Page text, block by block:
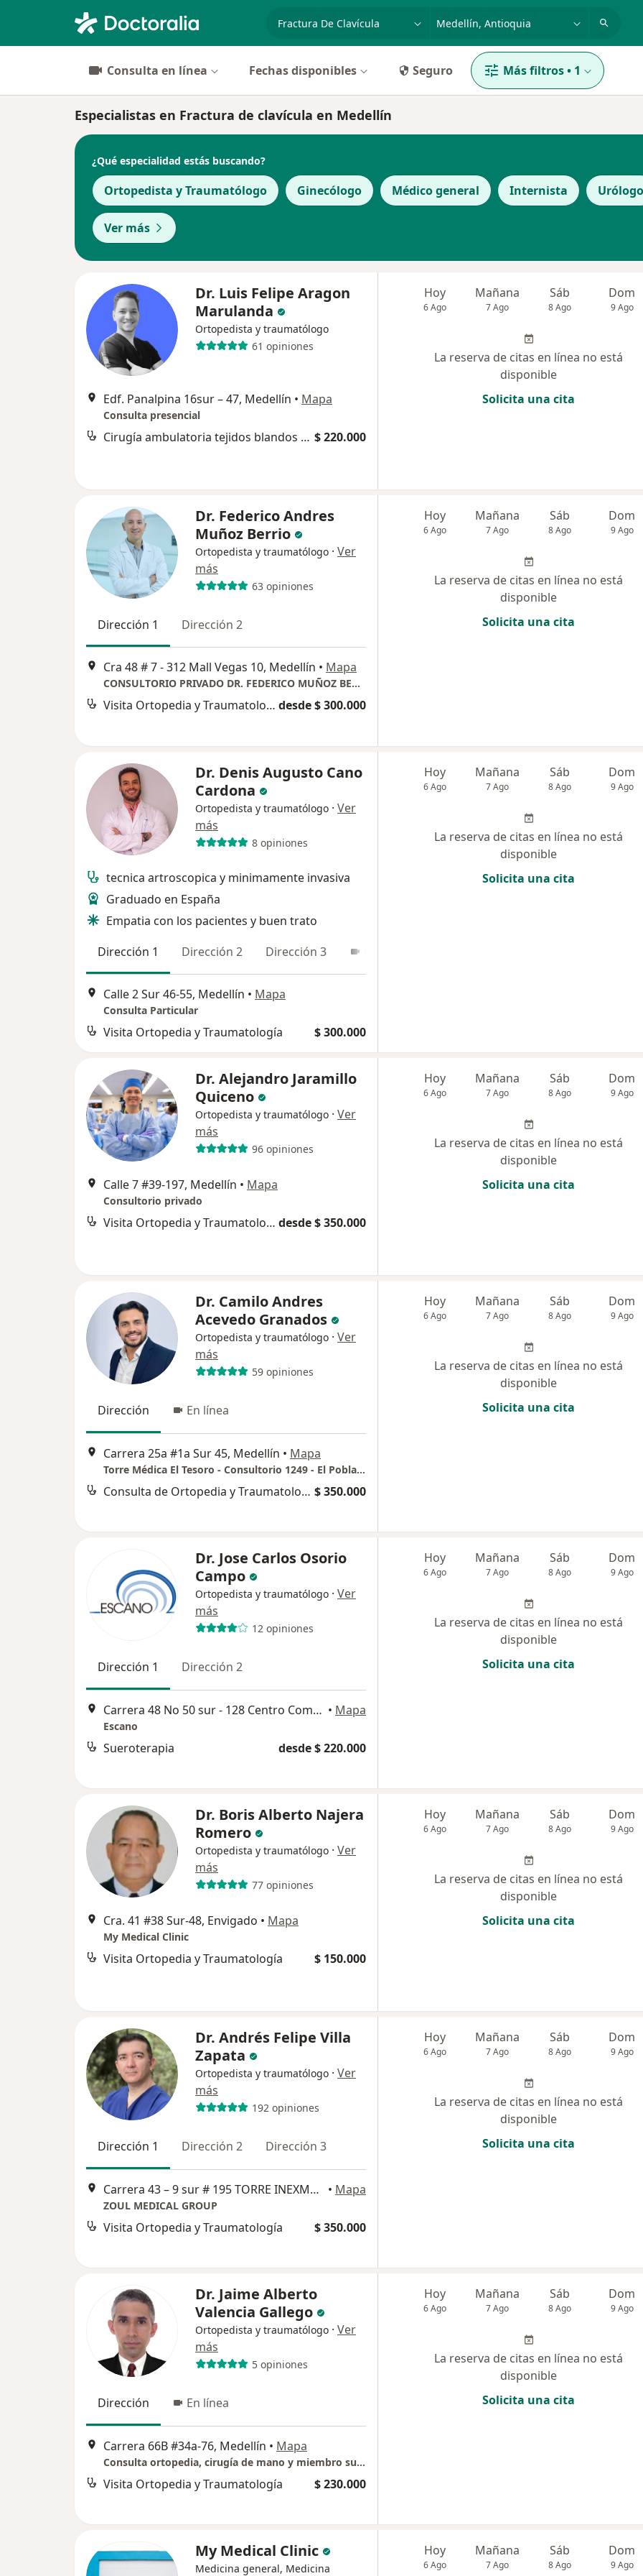
especialidad, enfermedad o nombrep. ej. Bogotá
Consulta en línea Fechas disponibles Seguro Más filtros• 1
Especialistas en Fractura de clavícula en Medellín
¿Qué especialidad estás buscando?
Ortopedista y Traumatólogo Ginecólogo Médico general Internista Urólogo
Ver más
Dr. Luis Felipe Aragon
Marulanda
Ortopedista y traumatólogo
61 opiniones
Edf. Panalpina 16sur – 47, Medellín • Mapa
Consulta presencial
Cirugía ambulatoria tejidos blandos de mano y muñeca $ 220.000
Hoy
6 Ago
Mañana
7 Ago
Sáb
8 Ago
Dom
9 Ago
La reserva de citas en línea no está
disponible
Solicita una cita
Dr. Federico Andres
Muñoz Berrio
Ortopedista y traumatólogo · Ver
más
63 opiniones
Dirección 1 Dirección 2
Cra 48 # 7 - 312 Mall Vegas 10, Medellín • Mapa
CONSULTORIO PRIVADO DR. FEDERICO MUÑOZ BERRÍO
Visita Ortopedia y Traumatología desde $ 300.000
Hoy
6 Ago
Mañana
7 Ago
Sáb
8 Ago
Dom
9 Ago
La reserva de citas en línea no está
disponible
Solicita una cita
Dr. Denis Augusto Cano
Cardona
Ortopedista y traumatólogo · Ver
más
8 opiniones
tecnica artroscopica y minimamente invasiva
Graduado en España
Empatia con los pacientes y buen trato
Dirección 1
Dirección 2 Dirección 3
Calle 2 Sur 46-55, Medellín • Mapa
Consulta Particular
Visita Ortopedia y Traumatología $ 300.000
Hoy
6 Ago
Mañana
7 Ago
Sáb
8 Ago
Dom
9 Ago
La reserva de citas en línea no está
disponible
Solicita una cita
Dr. Alejandro Jaramillo
Quiceno
Ortopedista y traumatólogo · Ver
más
96 opiniones
Calle 7 #39-197, Medellín • Mapa
Consultorio privado
Visita Ortopedia y Traumatología desde $ 350.000
Hoy
6 Ago
Mañana
7 Ago
Sáb
8 Ago
Dom
9 Ago
La reserva de citas en línea no está
disponible
Solicita una cita
Dr. Camilo Andres
Acevedo Granados
Ortopedista y traumatólogo · Ver
más
59 opiniones
Dirección En línea
Carrera 25a #1a Sur 45, Medellín • Mapa
Torre Médica El Tesoro - Consultorio 1249 - El Poblado
Consulta de Ortopedia y Traumatología $ 350.000
Hoy
6 Ago
Mañana
7 Ago
Sáb
8 Ago
Dom
9 Ago
La reserva de citas en línea no está
disponible
Solicita una cita
Dr. Jose Carlos Osorio
Campo
Ortopedista y traumatólogo · Ver
más
12 opiniones
Dirección 1 Dirección 2
Carrera 48 No 50 sur - 128 Centro Comercial Mayorca, Medellín • Mapa
Escano
Sueroterapia desde $ 220.000
Hoy
6 Ago
Mañana
7 Ago
Sáb
8 Ago
Dom
9 Ago
La reserva de citas en línea no está
disponible
Solicita una cita
Dr. Boris Alberto Najera
Romero
Ortopedista y traumatólogo · Ver
más
77 opiniones
Cra. 41 #38 Sur-48, Envigado • Mapa
My Medical Clinic
Visita Ortopedia y Traumatología $ 150.000
Hoy
6 Ago
Mañana
7 Ago
Sáb
8 Ago
Dom
9 Ago
La reserva de citas en línea no está
disponible
Solicita una cita
Dr. Andrés Felipe Villa
Zapata
Ortopedista y traumatólogo · Ver
más
192 opiniones
Dirección 1 Dirección 2 Dirección 3
Carrera 43 – 9 sur # 195 TORRE INEXMODA consultorio 1332, Medellín • Mapa
ZOUL MEDICAL GROUP
Visita Ortopedia y Traumatología $ 350.000
Hoy
6 Ago
Mañana
7 Ago
Sáb
8 Ago
Dom
9 Ago
La reserva de citas en línea no está
disponible
Solicita una cita
Dr. Jaime Alberto
Valencia Gallego
Ortopedista y traumatólogo · Ver
más
5 opiniones
Dirección En línea
Carrera 66B #34a-76, Medellín • Mapa
Consulta ortopedia, cirugía de mano y miembro superior, DERMAMEDIK, Centro comercial Unicentro, local 242, Medellín
Visita Ortopedia y Traumatología $ 230.000
Hoy
6 Ago
Mañana
7 Ago
Sáb
8 Ago
Dom
9 Ago
La reserva de citas en línea no está
disponible
Solicita una cita
My Medical Clinic
Medicina general, Medicina
Hoy
6 Ago
Mañana
7 Ago
Sáb
8 Ago
Dom
9 Ago